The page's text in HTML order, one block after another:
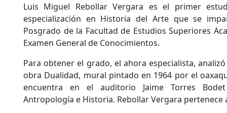
Luis Miguel Rebollar Vergara es el primer
especialización en Historia del Arte que se
Posgrado de la Facultad de Estudios Superiores
Examen General de Conocimientos.
Para obtener el grado, el ahora especialista,
obra Dualidad, mural pintado en 1964 por el
encuentra en el auditorio Jaime Torres
Antropología e Historia. Rebollar Vergara pertenece